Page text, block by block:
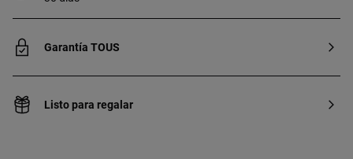
Garantía TOUS
Listo para regalar